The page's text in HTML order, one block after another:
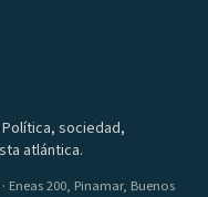
sociedad,
atlántica.
Eneas 200, Pinamar, Buenos